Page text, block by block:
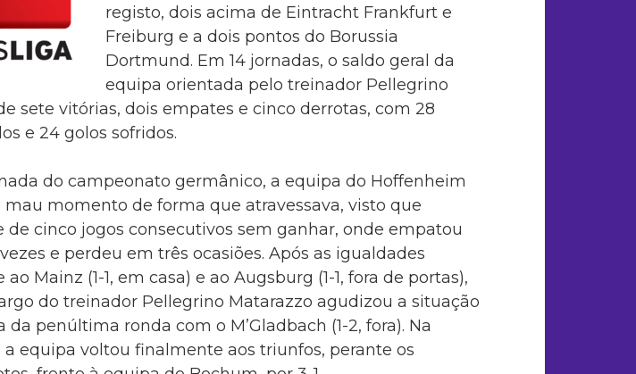
registo, dois acima de Eintracht Frankfurt e
Freiburg e a dois pontos do Borussia
Dortmund. Em 14 jornadas, o saldo geral da
equipa orientada pelo treinador Pellegrino
sete vitórias, dois empates e cinco derrotas, com 28
e 24 golos sofridos.
do campeonato germânico, a equipa do Hoffenheim
mau momento de forma que atravessava, visto que
de cinco jogos consecutivos sem ganhar, onde empatou
e perdeu em três ocasiões. Após as igualdades
Mainz (1-1, em casa) e ao Augsburg (1-1, fora de portas),
do treinador Pellegrino Matarazzo agudizou a situação
da penúltima ronda com o M’Gladbach (1-2, fora). Na
equipa voltou finalmente aos triunfos, perante os